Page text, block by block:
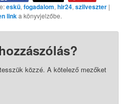
eskü,fogadalom,hir24,szilveszter |
linka könyvjelzőbe.
közzé. A kötelező mezőket